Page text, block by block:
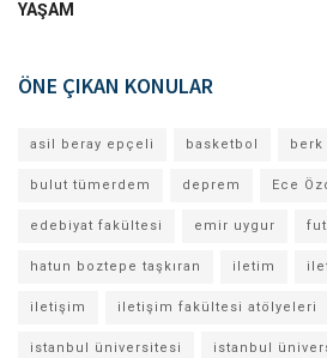
YAŞAM
ÖNE ÇIKAN KONULAR
asil beray epçeli basketbol berk
bulut tümerdem deprem Ece
edebiyat fakültesi emir uygur
hatun boztepe taşkıran iletim
iletişim iletişim fakültesi atölyeleri
istanbul üniversitesi istanbul